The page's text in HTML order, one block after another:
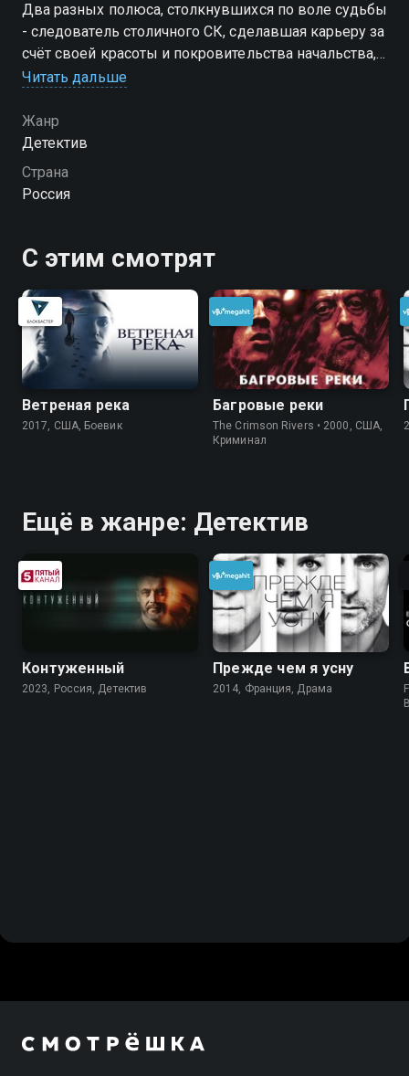
Два разных полюса, столкнувшихся по воле судьбы
- следователь столичного СК, сделавшая карьеру за
счёт своей красоты и покровительства начальства, и
бесшабашная питерская оперативница, взрывной
Читать дальше
Жанр
Детектив
Страна
Россия
С этим смотрят
Ветреная река
2017, США, Боевик
Багровые реки
The Crimson Rivers • 2000, США,
Криминал
Ещё в жанре: Детектив
Контуженный
2023, Россия, Детектив
Прежде чем я усну
2014, Франция, Драма